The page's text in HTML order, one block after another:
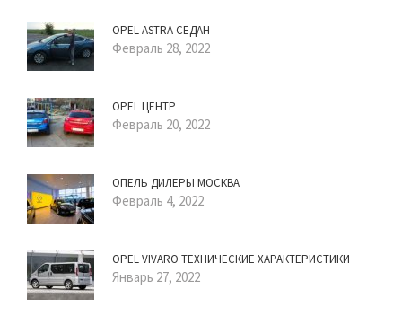
OPEL ASTRA СЕДАН
Февраль 28, 2022
OPEL ЦЕНТР
Февраль 20, 2022
ОПЕЛЬ ДИЛЕРЫ МОСКВА
Февраль 4, 2022
OPEL VIVARO ТЕХНИЧЕСКИЕ ХАРАКТЕРИСТИКИ
Январь 27, 2022